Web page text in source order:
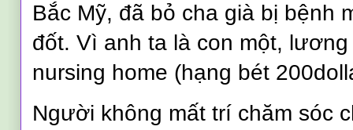
Bắc Mỹ, đã bỏ cha già bị bệnh
đốt. Vì anh ta là con một,
nursing home (hạng bét
Người không mất trí chăm sóc